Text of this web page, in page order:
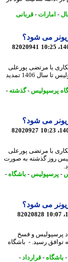
امارات- قربانی
می شود؟
82020941
مرتضی پورعلی
گنجی را اعلام کرد. پورعلی گنجی که سال گذشته با پرسپولیس تا سال 1406 تمدید
-گذشته-
می شود؟
82020927
مرتضی پورعلی
گذشته به صورت
-باشگاه-
می شود؟
82020828
و فسخ
رسید. - باشگاه
-قرارداد -